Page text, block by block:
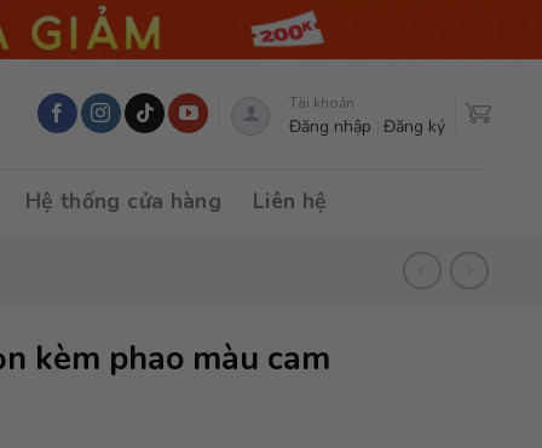
Tài khoản
Đăng nhập Đăng ký
Hệ thống cửa hàng Liên hệ
kèm phao màu cam